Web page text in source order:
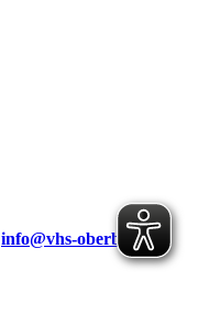
info@vhs-oberberg.de